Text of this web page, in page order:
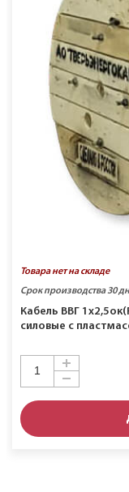
Товара нет на складе
Срок производства 30
Кабель ВВГ
силовые с